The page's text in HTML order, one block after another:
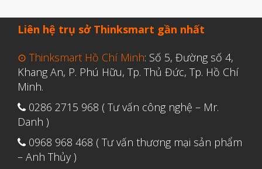
Tháng Năm 2021
Tháng Ba 2021
Tháng Mười Hai 2020
Liên hệ trụ sở Thinksmart gần nhất
⊙ Thinksmart Hồ Chí Minh: Số 5, Đường số 4,
Khang An, P. Phú Hữu, Tp. Thủ Đức, Tp. Hồ Chí
Minh.
0286 2715 968 ( Tư vấn công nghệ – Mr.
Danh )
0968 968 468 ( Tư vấn thương mại sản phẩm
– Anh Thủy )